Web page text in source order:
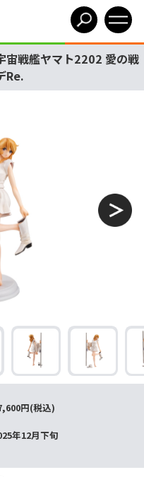
宙戦艦ヤマト2202 愛の戦
Re.
円(税込)
年12月下旬